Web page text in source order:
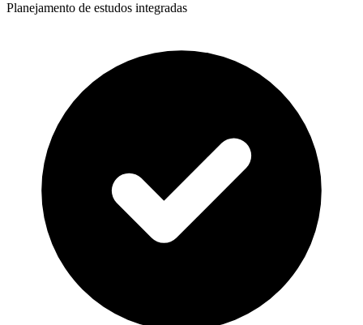
Planejamento de estudos integradas